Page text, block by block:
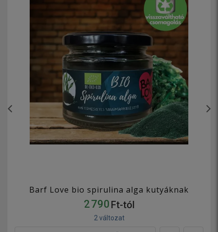
Barf Love bio spirulina alga kutyáknak
2 790 Ft-tól
2 változat